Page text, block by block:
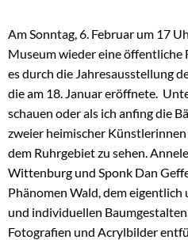
Am Sonntag, 6. Februar um 17
Museum wieder eine öffentliche
es durch die Jahresausstellung
die am 18. Januar eröffnete.
schauen oder als ich anfing die
zweier heimischer
dem Ruhrgebiet zu sehen.
Wittenburg und Sponk Dan
Phänomen Wald, dem
und individuellen
Fotografien und Acrylbilder